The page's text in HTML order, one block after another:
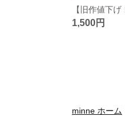
1,500円
minne ホーム